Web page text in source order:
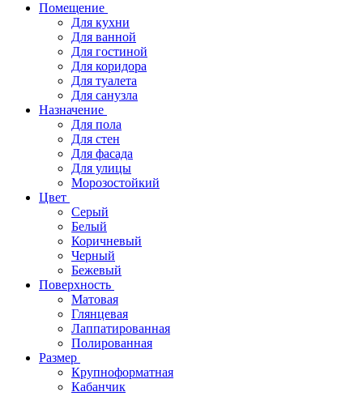
Помещение
Для кухни
Для ванной
Для гостиной
Для коридора
Для туалета
Для санузла
Назначение
Для пола
Для стен
Для фасада
Для улицы
Морозостойкий
Цвет
Серый
Белый
Коричневый
Черный
Бежевый
Поверхность
Матовая
Глянцевая
Лаппатированная
Полированная
Размер
Крупноформатная
Кабанчик